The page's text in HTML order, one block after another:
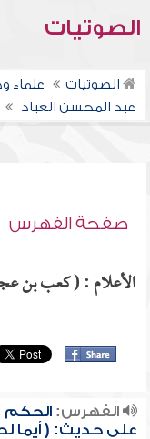
الصوتيات
الصوتيات علماء
عبد المحسن العباد
صفحة الفهرس
الأعلام : ( كعب بن
الفهرس:الحكم
على حديث: ( أيما